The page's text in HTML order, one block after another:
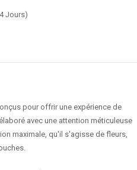
Jours)
pour offrir une expérience de
avec une attention méticuleuse
maximale, qu'il s'agisse de fleurs,